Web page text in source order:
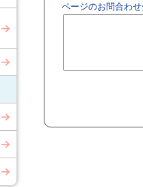
ページのお問合わせ